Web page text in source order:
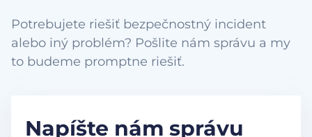
Potrebujete riešiť bezpečnostný incident
alebo iný problém? Pošlite nám správu a my
to budeme promptne riešiť.
Napíšte nám správu